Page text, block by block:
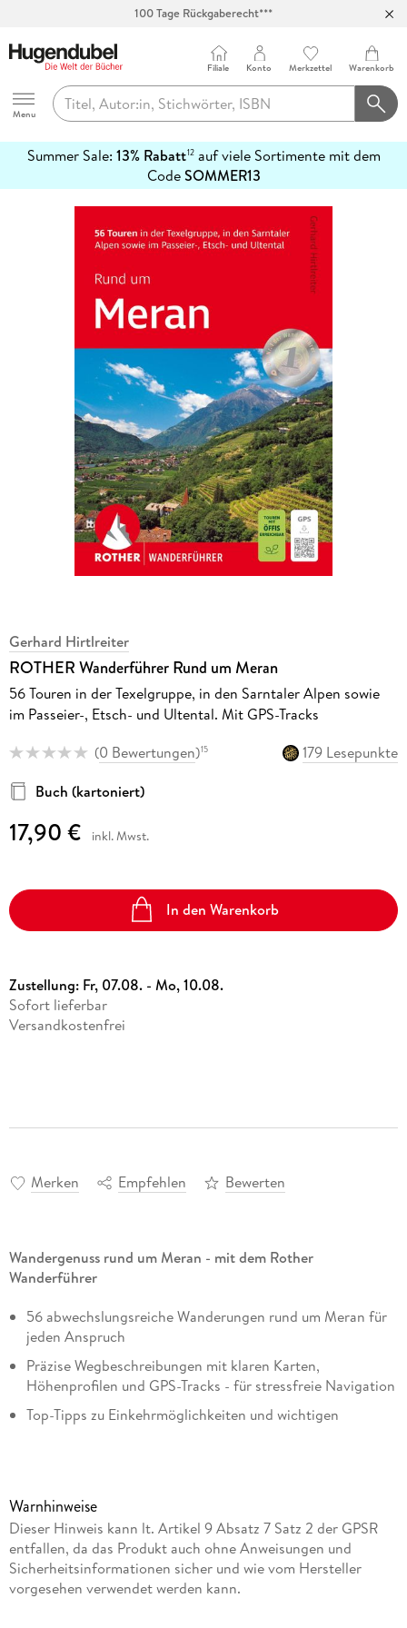
100 Tage Rückgaberecht***
Hugendubel
Menu
Filiale Konto Merkzettel Warenkorb
Summer Sale: 13% Rabatt12auf viele Sortimente mit dem
CodeSOMMER13
erfahren
Gerhard Hirtlreiter
ROTHER Wanderführer Rund um Meran
56 Touren in der Texelgruppe, in den Sarntaler Alpen sowie
im Passeier-, Etsch- und Ultental. Mit GPS-Tracks
(0 Bewertungen)15
179 Lesepunkte
Buch (kartoniert)
17,90 € inkl. Mwst.
In den Warenkorb
Zustellung: Fr, 07.08. - Mo, 10.08.
Sofort lieferbar
Versandkostenfrei
Merken Empfehlen Bewerten
Wandergenuss rund um Meran - mit dem Rother
Wanderführer
56 abwechslungsreiche Wanderungen rund um Meran für
jeden Anspruch
Präzise Wegbeschreibungen mit klaren Karten,
Höhenprofilen und GPS-Tracks - für stressfreie Navigation
Top-Tipps zu Einkehrmöglichkeiten und wichtigen
Mediterranes Flair, alpine Gipfel und traumhafte
Wanderwege - Meran ist das perfekte Ziel für alle, die
Wandern lieben. Die Südtiroler Kurstadt Meran begeistert
mit ihrem historischen Stadtkern, Palmen unter strahlend
Warnhinweise
Dieser Hinweis kann lt. Artikel 9 Absatz 7 Satz 2 der GPSR
entfallen, da das Produkt auch ohne Anweisungen und
Sicherheitsinformationen sicher und wie vom Hersteller
vorgesehen verwendet werden kann.